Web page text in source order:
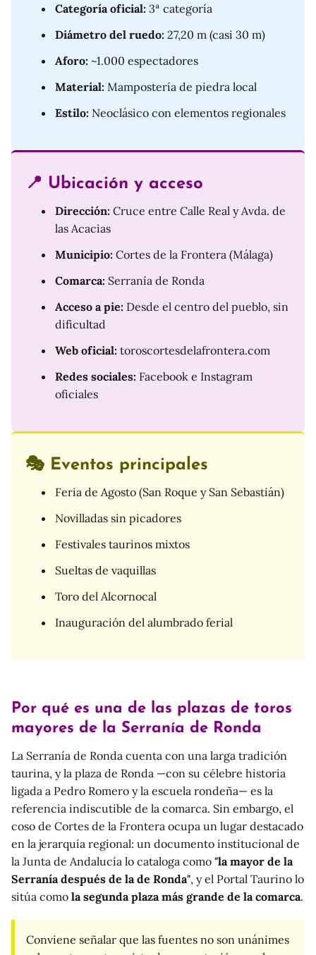
Categoría oficial: 3ª categoría
Diámetro del ruedo: 27,20 m (casi 30 m)
Aforo: ~1.000 espectadores
Material: Mampostería de piedra local
Estilo: Neoclásico con elementos regionales
📍 Ubicación y acceso
Dirección: Cruce entre Calle Real y Avda. de
las Acacias
Municipio: Cortes de la Frontera (Málaga)
Comarca: Serranía de Ronda
Acceso a pie: Desde el centro del pueblo, sin
dificultad
Web oficial: toroscortesdelafrontera.com
Redes sociales: Facebook e Instagram
oficiales
🎭 Eventos principales
Feria de Agosto (San Roque y San Sebastián)
Novilladas sin picadores
Festivales taurinos mixtos
Sueltas de vaquillas
Toro del Alcornocal
Inauguración del alumbrado ferial
Por qué es una de las plazas de toros
mayores de la Serranía de Ronda
La Serranía de Ronda cuenta con una larga tradición
taurina, y la plaza de Ronda —con su célebre historia
ligada a Pedro Romero y la escuela rondeña— es la
referencia indiscutible de la comarca. Sin embargo, el
coso de Cortes de la Frontera ocupa un lugar destacado
en la jerarquía regional: un documento institucional de
la Junta de Andalucía lo cataloga como "la mayor de la
Serranía después de la de Ronda", y el Portal Taurino lo
sitúa como la segunda plaza más grande de la comarca.
Conviene señalar que las fuentes no son unánimes